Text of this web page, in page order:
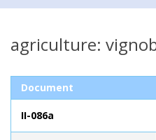
agriculture:
Document
II-086a